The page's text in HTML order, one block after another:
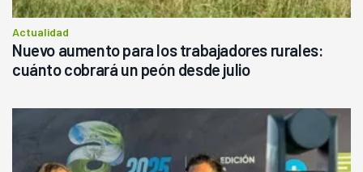
Actualidad
Nuevo aumento para los trabajadores rurales:
cuánto cobrará un peón desde julio